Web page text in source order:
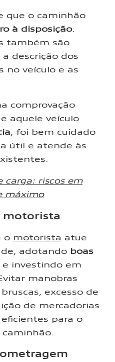
que o caminhão
à disposição.
também são
descrição dos
no veículo e as
comprovação
aquele veículo
, foi bem cuidado
útil e atende às
carga: riscos em
máximo
motorista
o motorista atue
adotando boas
e investindo em
manobras
excesso de
de mercadorias
para o